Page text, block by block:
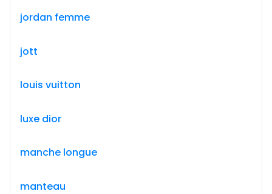
jordan femme
jott
louis vuitton
luxe dior
manche longue
manteau